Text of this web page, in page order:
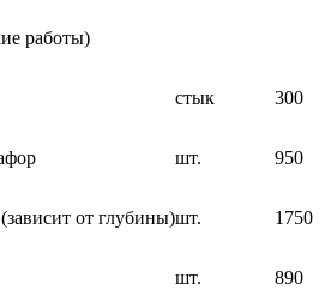
работы)
стык 300
шт. 950
от глубины)шт. 1750
шт. 890